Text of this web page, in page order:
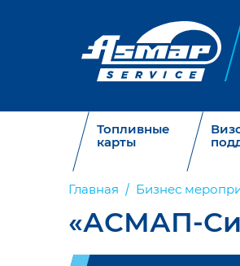
Топливные
карты
Главная Бизнес
«АСМАП-